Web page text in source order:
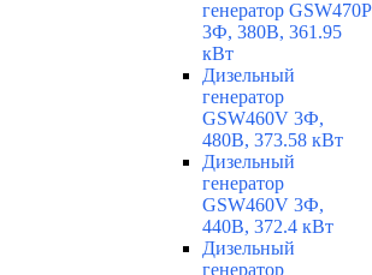
генератор GSW470P
3Ф, 380В, 361.95
кВт
Дизельный
генератор
GSW460V 3Ф,
480В, 373.58 кВт
Дизельный
генератор
GSW460V 3Ф,
440В, 372.4 кВт
Дизельный
генератор